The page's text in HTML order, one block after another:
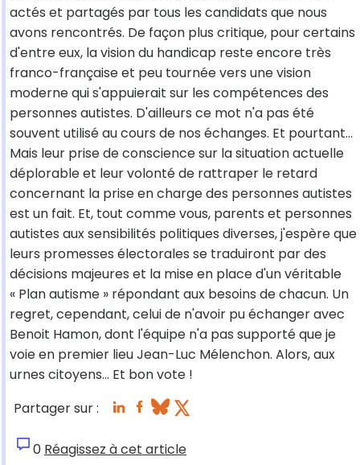
actés et partagés par tous les candidats que nous
avons rencontrés. De façon plus critique, pour certains
d'entre eux, la vision du handicap reste encore très
franco-française et peu tournée vers une vision
moderne qui s'appuierait sur les compétences des
personnes autistes. D'ailleurs ce mot n'a pas été
souvent utilisé au cours de nos échanges. Et pourtant…
Mais leur prise de conscience sur la situation actuelle
déplorable et leur volonté de rattraper le retard
concernant la prise en charge des personnes autistes
est un fait. Et, tout comme vous, parents et personnes
autistes aux sensibilités politiques diverses, j'espère que
leurs promesses électorales se traduiront par des
décisions majeures et la mise en place d'un véritable
« Plan autisme » répondant aux besoins de chacun. Un
regret, cependant, celui de n'avoir pu échanger avec
Benoit Hamon, dont l'équipe n'a pas supporté que je
voie en premier lieu Jean-Luc Mélenchon. Alors, aux
urnes citoyens… Et bon vote !
Partager sur :
0 Réagissez à cet article